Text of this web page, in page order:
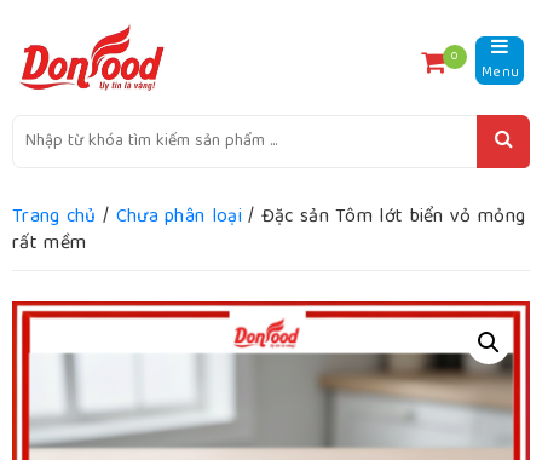
0
Menu
Trang chủ / Chưa phân loại/ Đặc sản Tôm lớt biển vỏ mỏng
rất mềm